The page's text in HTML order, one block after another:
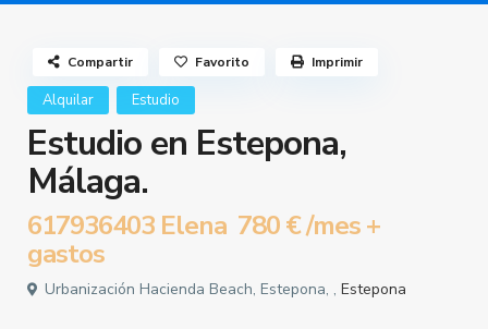
Alquilar Estudio
Estudio en Estepona,
Málaga.
617936403 Elena 780 €/mes +
gastos
Urbanización Hacienda Beach, Estepona, , Estepona
Compartir Favorito Imprimir